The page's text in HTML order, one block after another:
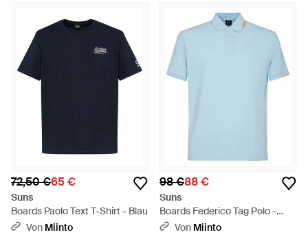
72,50 €65 €
Suns
Boards Paolo Text T-Shirt - Blau
Von Miinto
98 €88 €
Suns
Boards Federico Tag Polo -
BlauVon Miinto